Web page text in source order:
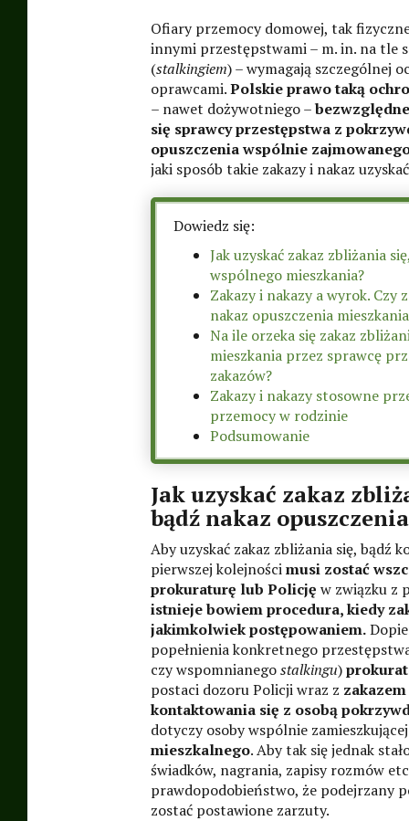
Praga-Północ,
Praga-Południe,
Targówek, Wawer,
Białołęka,
Rembertów,
Wesoła,
mazowieckie
Ofiary przemocy domowej, tak
innymi przestępstwami – m. in. na tle
(stalkingiem) – wymagają szczególnej
oprawcami.Polskie prawo taką
– nawet dożywotniego –
się sprawcy przestępstwa z
opuszczenia wspólnie
jaki sposób takie zakazy i nakaz
Dowiedz się:
Jak uzyskać zakaz zbliżania
wspólnego mieszkania?
Zakazy i nakazy a wyrok.
nakaz opuszczenia
Na ile orzeka się zakaz
mieszkania przez sprawcę
zakazów?
Zakazy i nakazy stosowne
przemocy w rodzinie
Podsumowanie
Jak uzyskać zakaz
bądź nakaz
Aby uzyskać zakaz zbliżania się, bądź
pierwszej kolejnościmusi zostać
prokuraturę lub Policję w związku z
istnieje bowiem procedura, kiedy
jakimkolwiek postępowaniem.
popełnienia konkretnego
czy wspomnianegostalkingu)
postaci dozoru Policji wraz z
kontaktowania się z osobą
dotyczy osoby wspólnie
mieszkalnego. Aby tak się jednak
świadków, nagrania, zapisy rozmów
prawdopodobieństwo, że podejrzany
zostać postawione zarzuty.